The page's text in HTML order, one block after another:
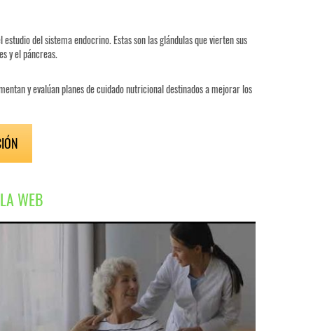
del sistema endocrino. Estas son las glándulas que vierten sus
y el páncreas.
y evalúan planes de cuidado nutricional destinados a mejorar los
WEB